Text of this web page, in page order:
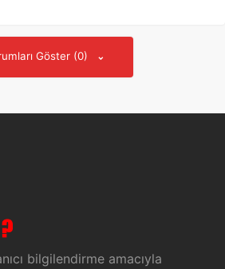
Göster (0)
bilgilendirme amacıyla